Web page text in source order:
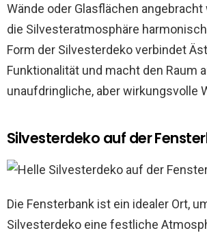
Wände oder Glasflächen
die Silvesteratmosphäre
Form der Silvesterdeko verbindet
Funktionalität und macht den Raum
unaufdringliche, aber wirkungsvolle
Silvesterdeko auf der
Die Fensterbank ist ein idealer Ort,
Silvesterdeko eine festliche